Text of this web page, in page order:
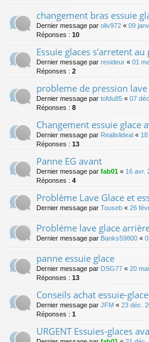
changement bras essuie
Dernier message par oliv972 « 09
Réponses : 10
Essuie glaces s'arretent
Dernier message par resideur « 01
Réponses : 2
probleme de pression lave
Dernier message par tofdu85 « 07
Réponses : 8
Changement essuie glace
Dernier message par Realislideal «
Réponses : 13
Panne EG avant
Dernier message par fab01 « 16 avr.
Réponses : 4
Problème Lave Glace et
Dernier message par Touseb « 26
Probléme lave glace
Dernier message par Banks59800 «
panne essuie glace
Dernier message par DSG77 « 20
Réponses : 13
Conseils achat essuie-
Dernier message par JFM « 23 déc.
Réponses : 1
URGENT Essuies-glaces